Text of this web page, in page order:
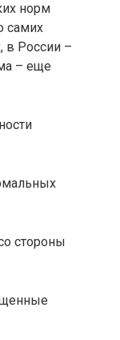
норм
самих
в России –
– еще
стороны